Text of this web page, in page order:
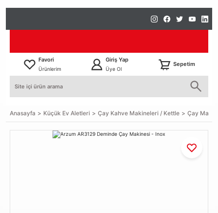
Favori
Ürünlerim
Giriş Yap
Üye Ol
Sepetim
Anasayfa Küçük Ev Aletleri Çay Kahve Makineleri / Kettle Çay